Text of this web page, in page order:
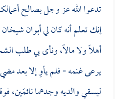
تدعوا الله عز وجل بصالح
إنك تعلم أنه كان لي أبوان
أهلاً ولا مالاً، ونأى بي طلب
يرعى غنمه - فلم يأوِ إلا بعد
ليسقي والديه وجدهما نائمَين،